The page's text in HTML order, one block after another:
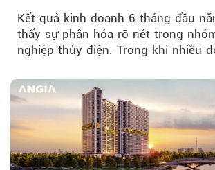
Kết quả kinh doanh 6 tháng đầu
thấy sự phân hóa rõ nét trong
nghiệp thủy điện. Trong khi nhiều